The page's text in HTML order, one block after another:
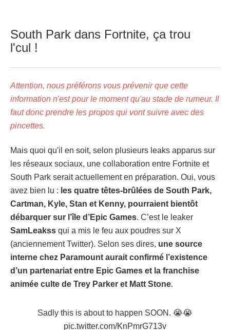
South Park dans Fortnite, ça trou
l'cul !
Attention, nous préférons vous prévenir que cette
information n'est pour le moment qu'au stade de rumeur. Il
faut donc prendre les propos qui vont suivre avec des
pincettes.
Mais quoi qu'il en soit, selon plusieurs leaks apparus sur
les réseaux sociaux, une collaboration entre Fortnite et
South Park serait actuellement en préparation. Oui, vous
avez bien lu : les quatre têtes-brûlées de South Park,
Cartman, Kyle, Stan et Kenny, pourraient bientôt
débarquer sur l’île d’Epic Games. C’est le leaker
SamLeakss qui a mis le feu aux poudres sur X
(anciennement Twitter). Selon ses dires, une source
interne chez Paramount aurait confirmé l’existence
d’un partenariat entre Epic Games et la franchise
animée culte de Trey Parker et Matt Stone.
Sadly this is about to happen SOON. 😭😭
pic.twitter.com/KnPmrG713v